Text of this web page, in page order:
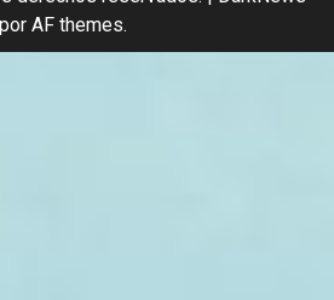
por AF themes.